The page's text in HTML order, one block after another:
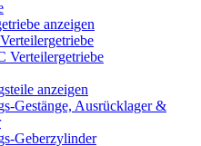
anzeigen
Verteilergetriebe
anzeigen
Gestänge, Ausrücklager &
Geberzylinder